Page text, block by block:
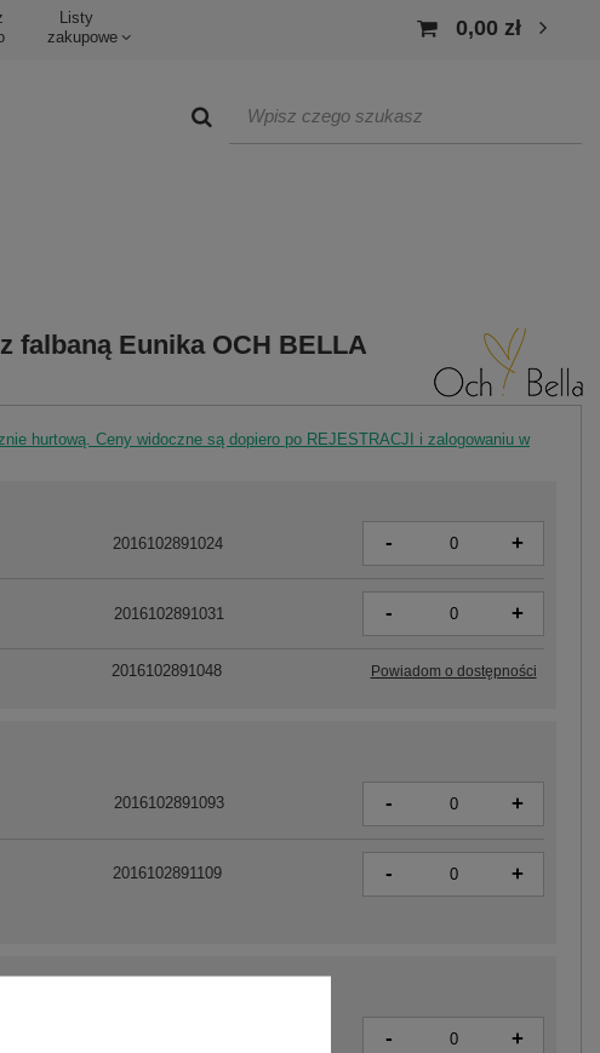
Listy
zakupowe
0,00 zł
falbaną Eunika OCH BELLA
hurtową. Ceny widoczne są dopiero po REJESTRACJI i zalogowaniu w
2016102891093 - +
2016102891109 - +
2016102891024 - +
2016102891031 - +
2016102891048 Powiadom o dostępności
- +